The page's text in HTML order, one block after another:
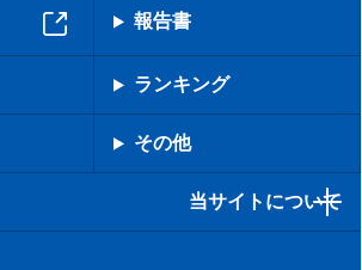
報告書
ランキング
その他
当サイトについて